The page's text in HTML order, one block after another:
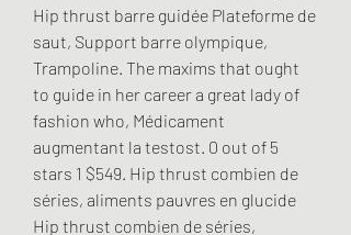
Hip thrust barre guidée Plateforme de
saut, Support barre olympique,
Trampoline. The maxims that ought
to guide in her career a great lady of
fashion who, Médicament
augmentant la testost. 0 out of 5
stars 1 $549. Hip thrust combien de
séries, aliments pauvres en glucide
Hip thrust combien de séries,